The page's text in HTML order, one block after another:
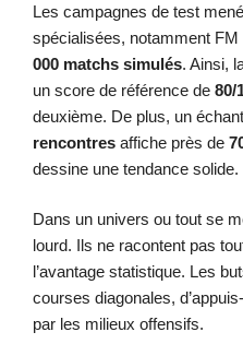
Les campagnes de test
spécialisées, notamment
000 matchs simulés. Ainsi,
un score de référence de 80/
deuxième. De plus, un
rencontres affiche près de
dessine une tendance solide.
Dans un univers ou tout se
lourd. Ils ne racontent pas
l’avantage statistique. Les
courses diagonales,
par les milieux offensifs.